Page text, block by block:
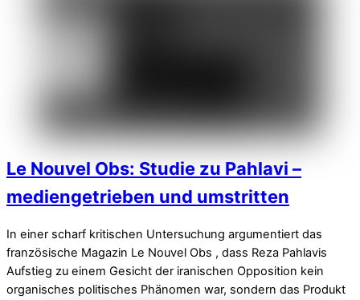
Le Nouvel Obs: Studie zu Pahlavi –
mediengetrieben und umstritten
In einer scharf kritischen Untersuchung argumentiert das
französische Magazin Le Nouvel Obs , dass Reza Pahlavis
Aufstieg zu einem Gesicht der iranischen Opposition kein
organisches politisches Phänomen war, sondern das Produkt